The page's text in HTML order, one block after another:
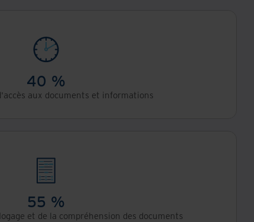
40 %
aux documents et informations
55 %
et de la compréhension des documents